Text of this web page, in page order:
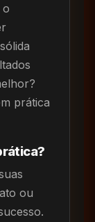
o
prática
ou